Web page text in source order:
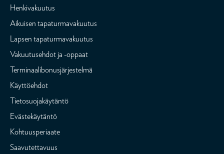
Henkivakuutus
Aikuisen tapaturmavakuutus
Lapsen tapaturmavakuutus
Vakuutusehdot ja -oppaat
Terminaalibonusjärjestelmä
Käyttöehdot
Tietosuojakäytäntö
Evästekäytäntö
Kohtuusperiaate
Saavutettavuus